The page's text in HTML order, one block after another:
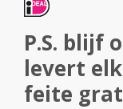
P.S. blijf
levert
feite